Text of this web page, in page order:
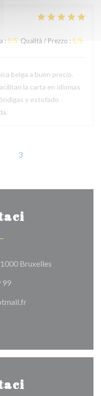
:5/5 Qualità / Prezzo :5/5
belga a buen precio.
la carta en idiomas
y estofado
3
Bruxelles
99
((apre una nuova